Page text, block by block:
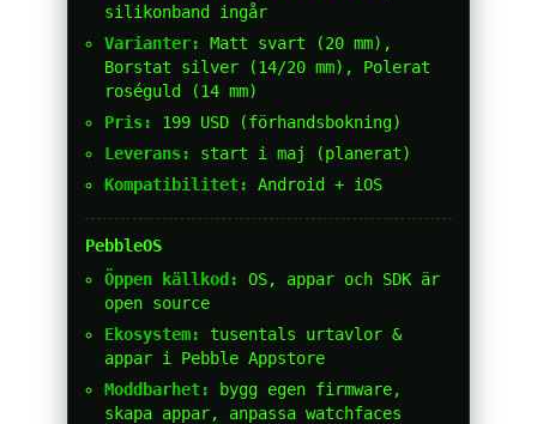
silikonband ingår
Varianter:
Matt svart (20 mm),
Borstat silver (14/20 mm), Polerat
roséguld (14 mm)
Pris:
199 USD (förhandsbokning)
Leverans:
start i maj (planerat)
Kompatibilitet:
Android + iOS
PebbleOS
Öppen källkod:
OS, appar och SDK är
open source
Ekosystem:
tusentals urtavlor &
appar i Pebble Appstore
Moddbarhet:
bygg egen firmware,
skapa appar, anpassa watchfaces